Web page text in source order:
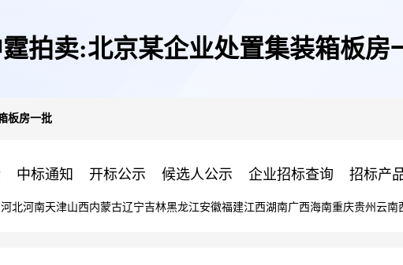
拍卖:北京某企业处置集装箱板房
板房一批
中标通知 开标公示 候选人公示 企业招标查询 招标产
河北河南天津山西内蒙古辽宁吉林黑龙江安徽福建江西湖南广西海南重庆贵州 云南